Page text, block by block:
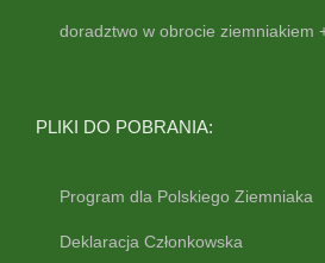
doradztwo w obrocie ziemniakiem
PLIKI DO POBRANIA:
Program dla Polskiego Ziemniaka
Deklaracja Członkowska